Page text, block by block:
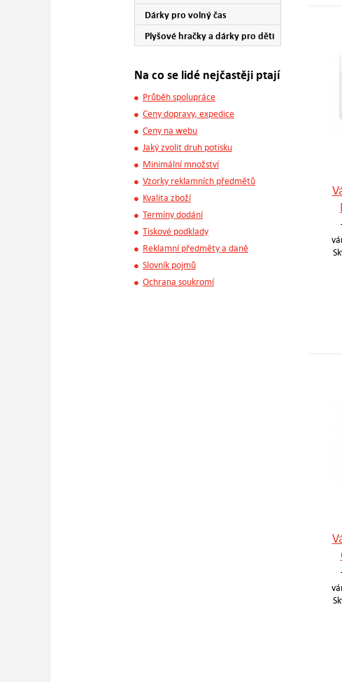
Dárky pro volný čas
Plyšové hračky a dárky pro děti
Na co se lidé nejčastěji ptají
Průběh spolupráce
Ceny dopravy, expedice
Ceny na webu
Jaký zvolit druh potisku
Minimální množství
Vzorky reklamních předmětů
Kvalita zboží
Termíny dodání
Tiskové podklady
Reklamní předměty a daně
Slovník pojmů
Ochrana soukromí